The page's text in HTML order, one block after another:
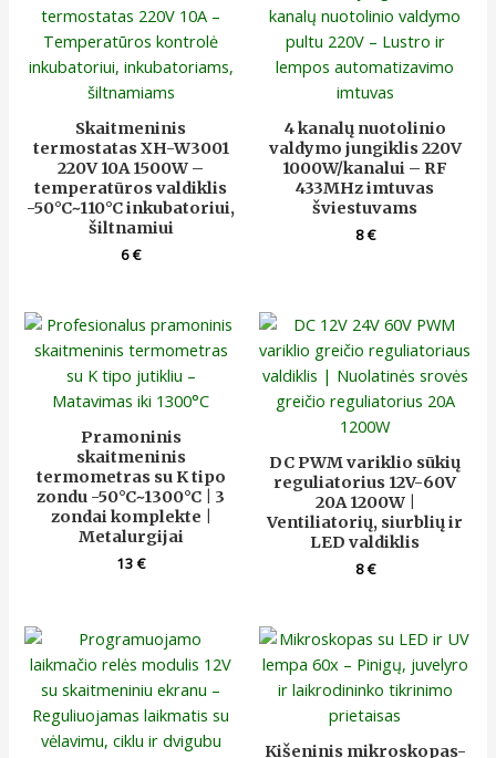
Skaitmeninis
termostatas XH-W3001
220V 10A 1500W –
temperatūros valdiklis
-50°C~110°C inkubatoriui,
šiltnamiui
6€
4 kanalų nuotolinio
valdymo jungiklis 220V
1000W/kanalui – RF
433MHz imtuvas
šviestuvams
8€
Pramoninis
skaitmeninis
termometras su K tipo
zondu -50°C~1300°C | 3
zondai komplekte |
Metalurgijai
13€
DC PWM variklio sūkių
reguliatorius 12V-60V
20A 1200W |
Ventiliatorių, siurblių ir
LED valdiklis
8€
Kišeninis mikroskopas-